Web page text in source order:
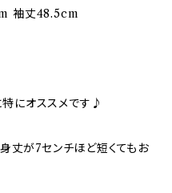
袖丈48.5cm
にオススメです♪
丈が7センチほど短くてもお